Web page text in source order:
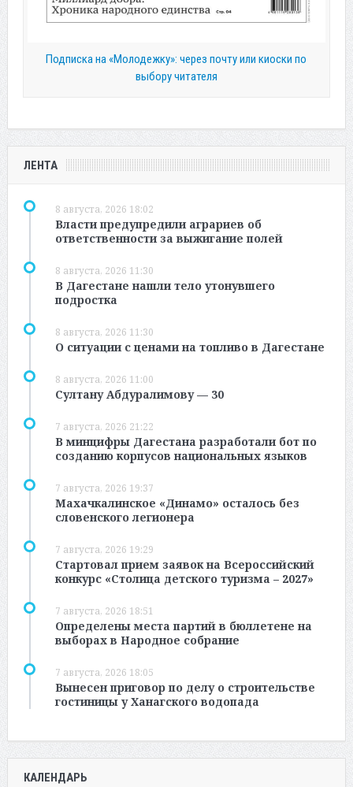
Подписка на «Молодежку»: через почту или киоски по
выбору читателя
ЛЕНТА
8 августа, 2026 18:02
Власти предупредили аграриев об
ответственности за выжигание полей
8 августа, 2026 11:30
В Дагестане нашли тело утонувшего
подростка
8 августа, 2026 11:30
О ситуации с ценами на топливо в Дагестане
8 августа, 2026 11:00
Султану Абдуралимову — 30
7 августа, 2026 21:22
В минцифры Дагестана разработали бот по
созданию корпусов национальных языков
7 августа, 2026 19:37
Махачкалинское «Динамо» осталось без
словенского легионера
7 августа, 2026 19:29
Стартовал прием заявок на Всероссийский
конкурс «Столица детского туризма – 2027»
7 августа, 2026 18:51
Определены места партий в бюллетене на
выборах в Народное собрание
7 августа, 2026 18:05
Вынесен приговор по делу о строительстве
гостиницы у Ханагского водопада
КАЛЕНДАРЬ